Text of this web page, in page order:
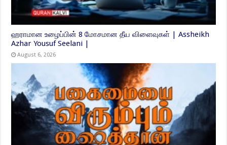
ஹராமான உழைப்பின் 8 மோசமான தீய விளைவுகள் | Assheikh
Azhar Yousuf Seelani |
August 6, 2026